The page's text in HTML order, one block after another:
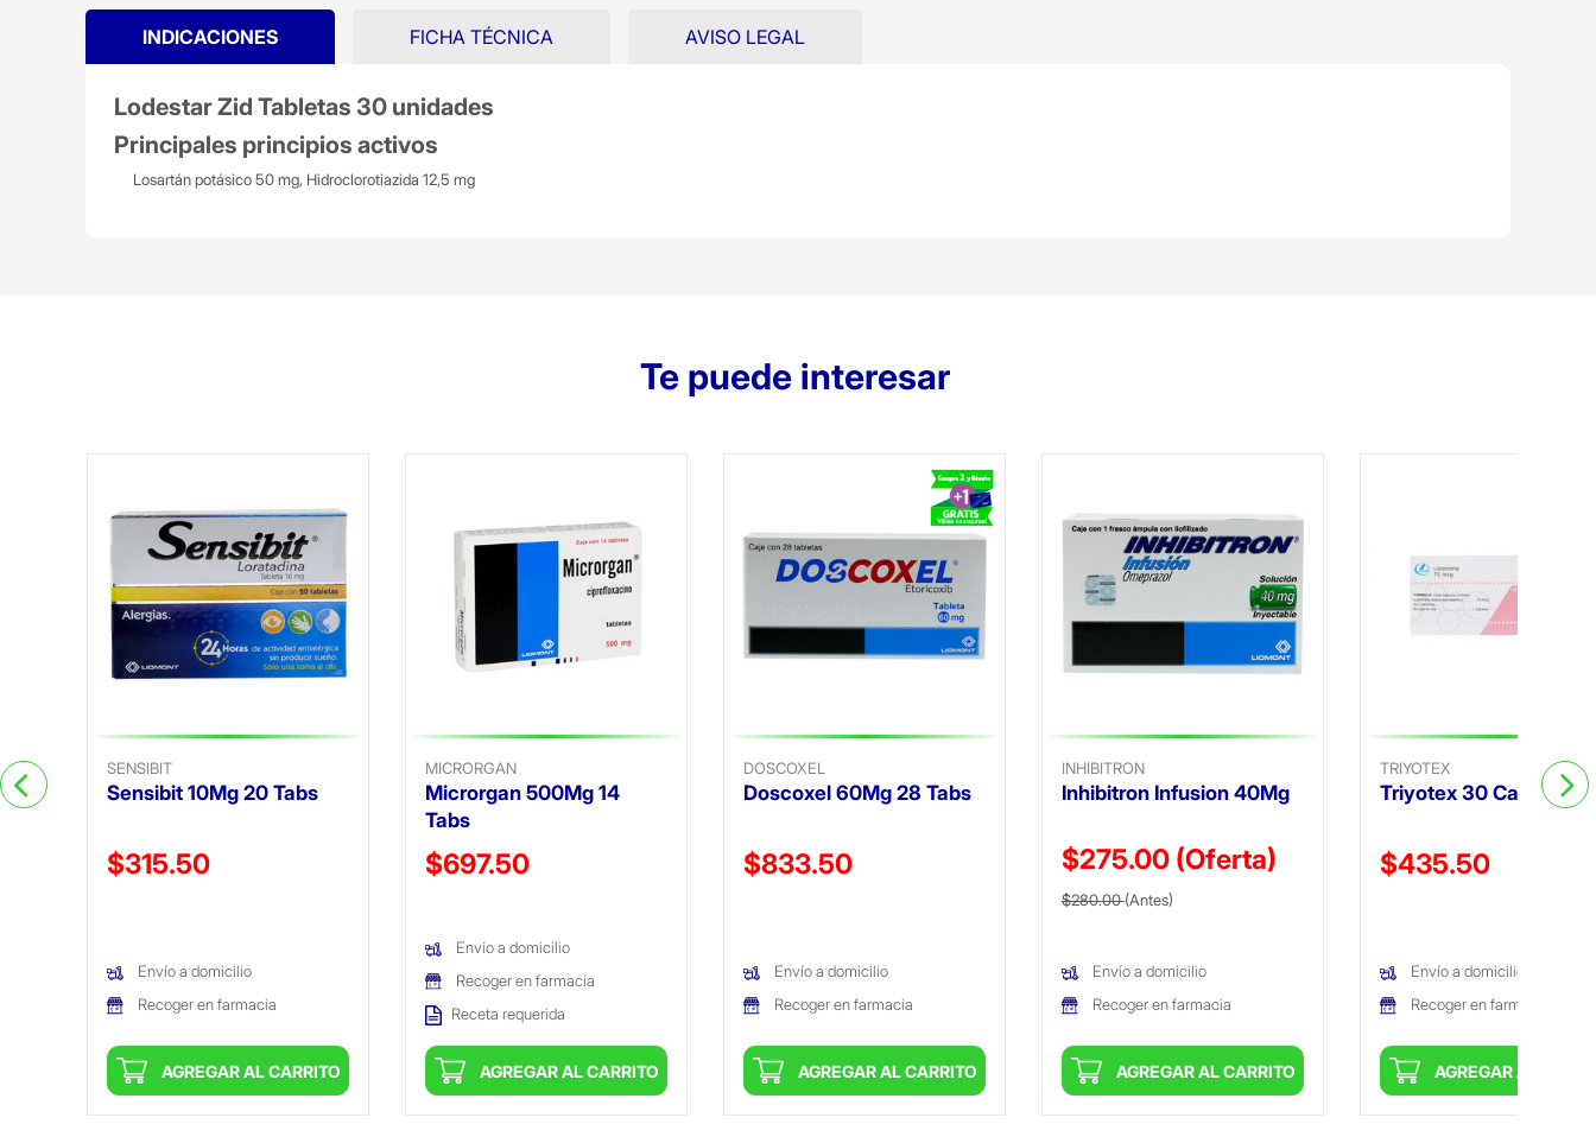
INDICACIONES
Lodestar Zid Tabletas 30 unidades
Principales principios activos
Losartán potásico 50 mg, Hidroclorotiazida 12,5 mg
FICHA TÉCNICA AVISO LEGAL
Te puede interesar
SENSIBIT
Sensibit 10Mg 20 Tabs
Precio reducido de
$315.50
Envío a domicilio
Recoger en farmacia
AGREGAR AL CARRITO
MICRORGAN
Microrgan 500Mg 14
Tabs
Precio reducido de
$697.50
Envío a domicilio
Recoger en farmacia
Receta requerida
AGREGAR AL CARRITO
DOSCOXEL
Doscoxel 60Mg 28 Tabs
Precio reducido de
$833.50
Envío a domicilio
Recoger en farmacia
AGREGAR AL CARRITO
INHIBITRON
Inhibitron Infusion 40Mg
$275.00 (Oferta)
Precio reducido de
$280.00(Antes)
Envío a domicilio
Recoger en farmacia
AGREGAR AL CARRITO
TRIYOTEX
Triyotex 30 Caps
Precio reducido de
$435.50
Envío a domicilio
Recoger en farmacia
AGREGAR AL